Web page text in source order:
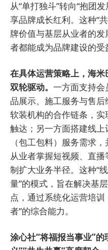
从“单打独斗”转向“抱团
享品牌成长红利。这种“
牌价值与基层从业者的
者都能成为品牌建设的受
在具体运营策略上，海
双轮驱动。 一方面支持
品展示、施工服务与售后
软装机构的合作链条，实
触达；另一方面搭建线
（包工包料）服务需求
从业者掌握短视频、直
制扩大业务半径。这种“
量”的模式，旨在解决基
点，通过系统化运营培训
者”的综合能力。
涂心社“将福报当事业”